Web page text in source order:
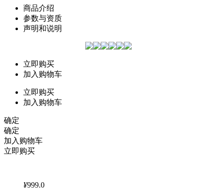
商品介绍
参数与资质
声明和说明
立即购买
加入购物车
立即购买
加入购物车
确定
确定
加入购物车
立即购买
¥999.0